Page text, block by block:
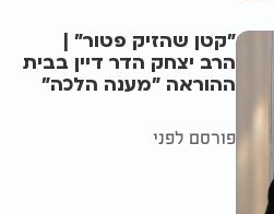
"קטן שהזיק פטור" |
הרב יצחק הדר דיין בבית
ההוראה "מענה הלכה"
פורסם לפני